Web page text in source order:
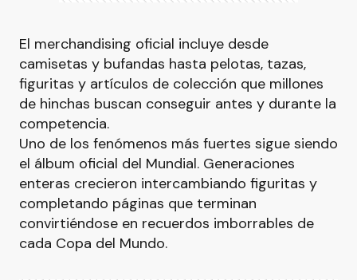
El merchandising oficial incluye desde
camisetas y bufandas hasta pelotas, tazas,
figuritas y artículos de colección que millones
de hinchas buscan conseguir antes y durante la
competencia.
Uno de los fenómenos más fuertes sigue siendo
el álbum oficial del Mundial. Generaciones
enteras crecieron intercambiando figuritas y
completando páginas que terminan
convirtiéndose en recuerdos imborrables de
cada Copa del Mundo.